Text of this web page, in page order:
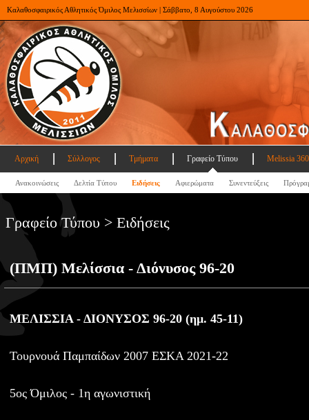
Καλαθοσφαιρικός Αθλητικός Όμιλος Μελισσίων | Σάββατο, 8 Αυγούστου 2026
Αρχική Σύλλογος Τμήματα Γραφείο Τύπου Melissia
Ανακοινώσεις Δελτία Τύπου Ειδήσεις Αφιερώματα Συνεντεύξεις
Γραφείο Τύπου > Ειδήσεις
(ΠΜΠ) Μελίσσια - Διόνυσος 96-20
ΜΕΛΙΣΣΙΑ - ΔΙΟΝΥΣΟΣ 96-20 (ημ. 45-11)
Τουρνουά Παμπαίδων 2007 ΕΣΚΑ 2021-22
5ος Όμιλος - 1η αγωνιστική